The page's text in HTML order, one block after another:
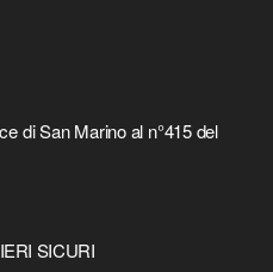
di San Marino al n°415 del
SICURI